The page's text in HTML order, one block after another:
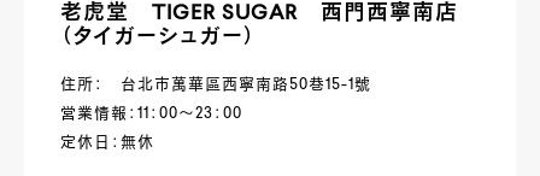
老虎堂 TIGER SUGAR 西門西寧南店
（タイガーシュガー）
住所： 台北市萬華區西寧南路50巷15-1號
営業情報：11：00～23：00
定休日：無休